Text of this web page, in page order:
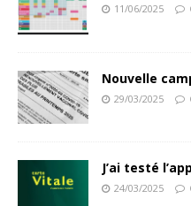
11/06/2025
Nouvelle
29/03/2025
J’ai testé
24/03/2025